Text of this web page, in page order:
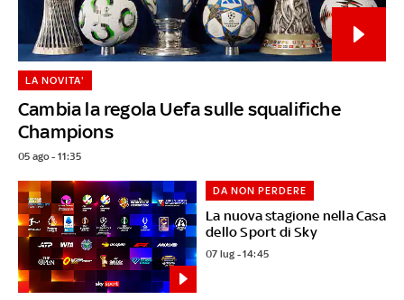
Cambia la regola Uefa sulle squalifiche
Champions
LA NOVITA'
05 ago - 11:35
La nuova stagione nella Casa
dello Sport di Sky
DA NON PERDERE
07 lug - 14:45